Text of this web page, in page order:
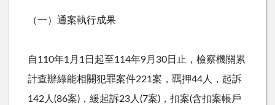
（一）通案執行成果
自110年1 月 1 日起至114年9月 30日止，檢察機關累
計查辦綠能相關犯罪案件221案，羈押44人，起訴
142 人 (86案) ，緩起訴23人 (7案) ，扣案(含扣案帳戶